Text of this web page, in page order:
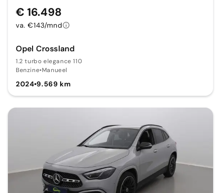
Opel Crossland
1.2 turbo elegance 110
Benzine•Manueel
2024•9.569 km
€ 16.498
va. €143/mnd